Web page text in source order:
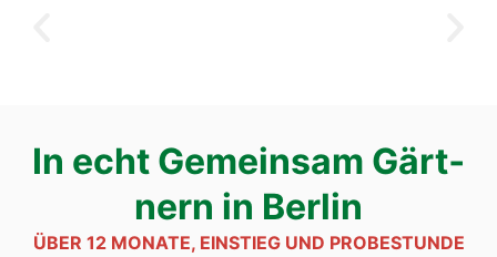
In echt Gemein­sam Gärt­
nern in Ber­lin
ÜBER 12 MONA­TE, EIN­STIEG UND PRO­BE­STUN­DE